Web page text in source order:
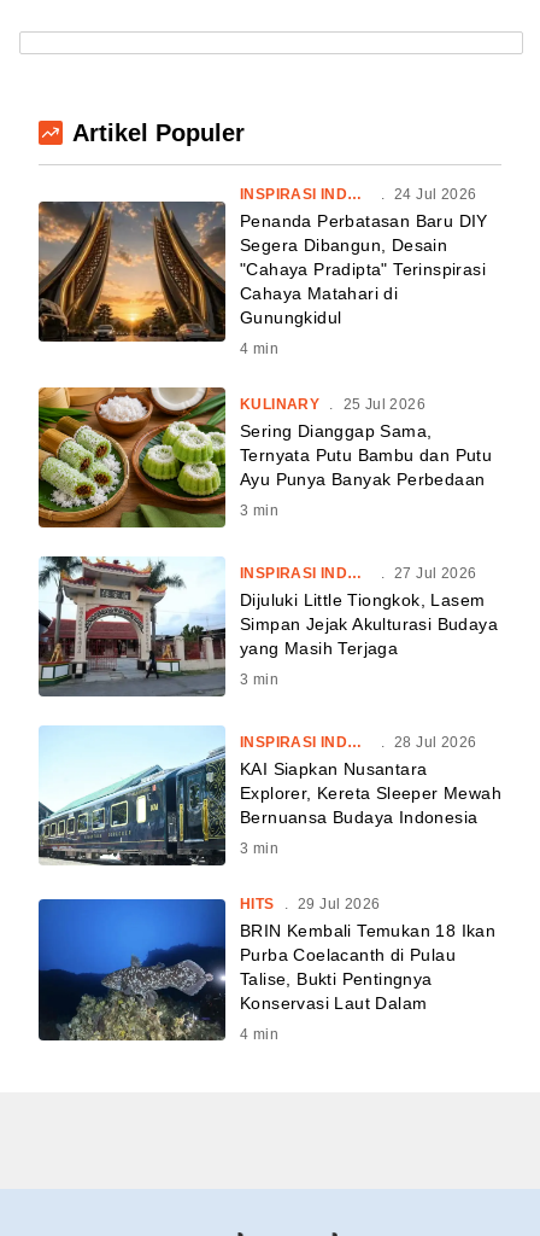
Artikel Populer
INSPIRASI INDONESIA 24 Jul 2026
Penanda Perbatasan Baru DIY
Segera Dibangun, Desain
"Cahaya Pradipta" Terinspirasi
Cahaya Matahari di
Gunungkidul
4 min
KULINARY 25 Jul 2026
Sering Dianggap Sama,
Ternyata Putu Bambu dan Putu
Ayu Punya Banyak Perbedaan
3 min
INSPIRASI INDONESIA . 27 Jul 2026
Dijuluki Little Tiongkok, Lasem
Simpan Jejak Akulturasi Budaya
yang Masih Terjaga
3 min
INSPIRASI INDONESIA . 28 Jul 2026
KAI Siapkan Nusantara
Explorer, Kereta Sleeper Mewah
Bernuansa Budaya Indonesia
3 min
HITS . 29 Jul 2026
BRIN Kembali Temukan 18 Ikan
Purba Coelacanth di Pulau
Talise, Bukti Pentingnya
Konservasi Laut Dalam
4 min